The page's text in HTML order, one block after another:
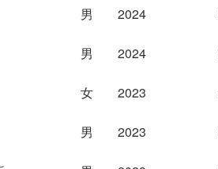
男 2024
男 2024
女 2023
男 2023